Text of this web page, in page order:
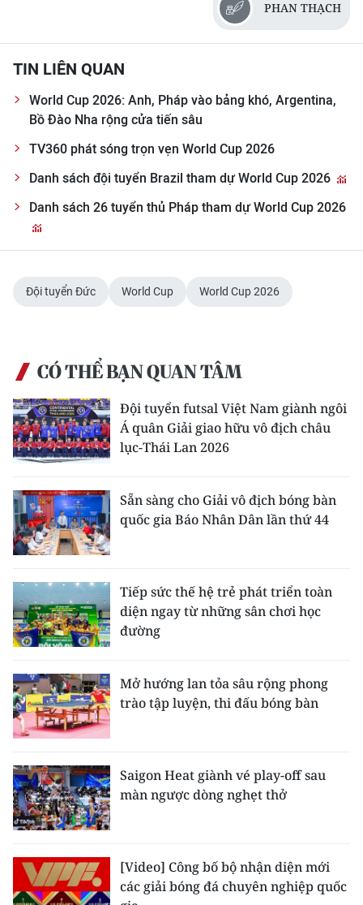
Media Môi trường
Ảnh
Infographic
TIN ĐỊA PHƯƠNG
Duyên hải Nam Trung Bộ và Tây
Nguyên
Đông Nam Bộ
Đồng bằng sông Cửu Long
Chuyên trang Hà Nội
Chuyên trang TP. Hồ Chí Minh
CÁC CHUYÊN TRANG
THỜI NAY
NHÂN DÂN HẰNG THÁNG
MUA BÁO
ĐỌC BÁO IN
PHAN THẠCH
TIN LIÊN QUAN
World Cup 2026: Anh, Pháp vào bảng khó, Argentina,
Bồ Đào Nha rộng cửa tiến sâu
TV360 phát sóng trọn vẹn World Cup 2026
Danh sách đội tuyển Brazil tham dự World Cup 2026
Danh sách 26 tuyển thủ Pháp tham dự World Cup 2026
Đội tuyển Đức World Cup World Cup 2026
CÓ THỂ BẠN QUAN TÂM
Đội tuyển futsal Việt Nam giành ngôi
Á quân Giải giao hữu vô địch châu
lục-Thái Lan 2026
Sẵn sàng cho Giải vô địch bóng bàn
quốc gia Báo Nhân Dân lần thứ 44
Tiếp sức thế hệ trẻ phát triển toàn
diện ngay từ những sân chơi học
đường
Mở hướng lan tỏa sâu rộng phong
trào tập luyện, thi đấu bóng bàn
Saigon Heat giành vé play-off sau
màn ngược dòng nghẹt thở
[Video] Công bố bộ nhận diện mới
các giải bóng đá chuyên nghiệp quốc